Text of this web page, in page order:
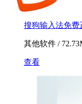
搜狗输入法免费
其他软件 /
查看